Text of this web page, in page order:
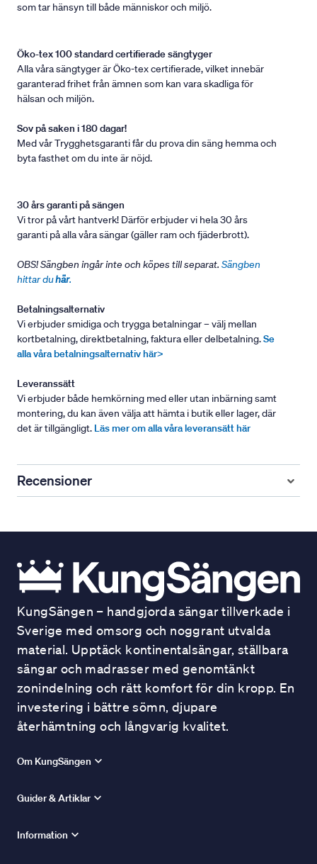
som tar hänsyn till både människor och miljö.
Öko-tex 100 standard certifierade sängtyger
Alla våra sängtyger är Öko-tex certifierade, vilket innebär
garanterad frihet från ämnen som kan vara skadliga för
hälsan och miljön.
Sov på saken i 180 dagar!
Med vår Trygghetsgaranti får du prova din säng hemma och
byta fasthet om du inte är nöjd.
30 års garanti på sängen
Vi tror på vårt hantverk! Därför erbjuder vi hela 30 års
garanti på alla våra sängar (gäller ram och fjäderbrott).
OBS! Sängben ingår inte och köpes till separat. Sängben
hittar duhär.
Betalningsalternativ
Vi erbjuder smidiga och trygga betalningar – välj mellan
kortbetalning, direktbetalning, faktura eller delbetalning.Se
alla våra betalningsalternativ här>
Leveranssätt
Vi erbjuder både hemkörning med eller utan inbärning samt
montering, du kan även välja att hämta i butik eller lager, där
det är tillgängligt. Läs mer om alla våra leveransätt här
Recensioner
KungSängen – handgjorda sängar tillverkade i
Sverige med omsorg och noggrant utvalda
material. Upptäck kontinentalsängar, ställbara
sängar och madrasser med genomtänkt
zonindelning och rätt komfort för din kropp. En
investering i bättre sömn, djupare
återhämtning och långvarig kvalitet.
Om KungSängen
Guider & Artiklar
Information